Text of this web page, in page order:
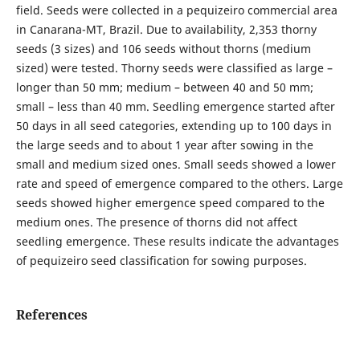
field. Seeds were collected in a pequizeiro commercial area
in Canarana-MT, Brazil. Due to availability, 2,353 thorny
seeds (3 sizes) and 106 seeds without thorns (medium
sized) were tested. Thorny seeds were classified as large –
longer than 50 mm; medium – between 40 and 50 mm;
small – less than 40 mm. Seedling emergence started after
50 days in all seed categories, extending up to 100 days in
the large seeds and to about 1 year after sowing in the
small and medium sized ones. Small seeds showed a lower
rate and speed of emergence compared to the others. Large
seeds showed higher emergence speed compared to the
medium ones. The presence of thorns did not affect
seedling emergence. These results indicate the advantages
of pequizeiro seed classification for sowing purposes.
References